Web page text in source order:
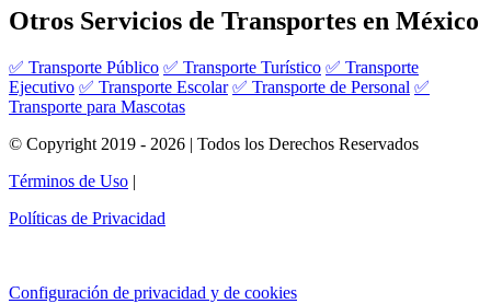
Otros Servicios de Transportes en México
✅ Transporte Público ✅ Transporte Turístico ✅ Transporte
Ejecutivo ✅ Transporte Escolar ✅ Transporte de Personal ✅
Transporte para Mascotas
© Copyright 2019 - 2026 | Todos los Derechos Reservados
Términos de Uso |
Políticas de Privacidad
Configuración de privacidad y de cookies